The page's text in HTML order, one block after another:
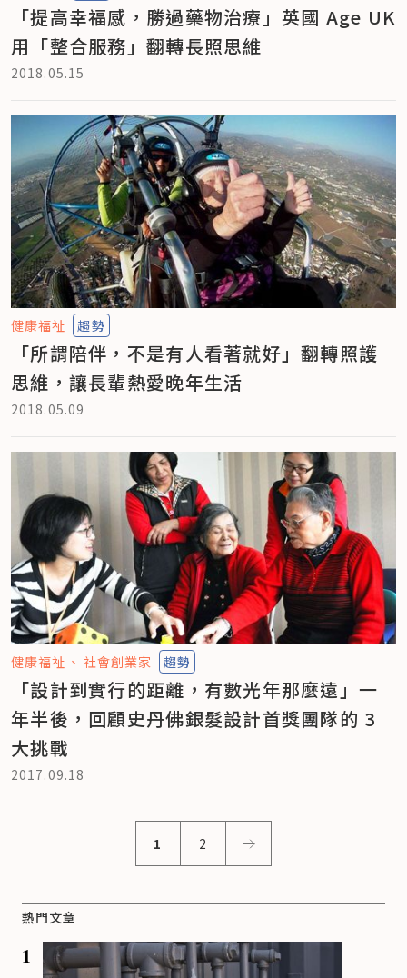
「提高幸福感，勝過藥物治療」英國 Age UK
用「整合服務」翻轉長照思維
2018.05.15
健康福祉 趨勢
「所謂陪伴，不是有人看著就好」翻轉照護
思維，讓長輩熱愛晚年生活
2018.05.09
健康福祉 社會創業家 趨勢
「設計到實行的距離，有數光年那麼遠」一
年半後，回顧史丹佛銀髮設計首獎團隊的 3
大挑戰
2017.09.18
1 2
熱門文章
1